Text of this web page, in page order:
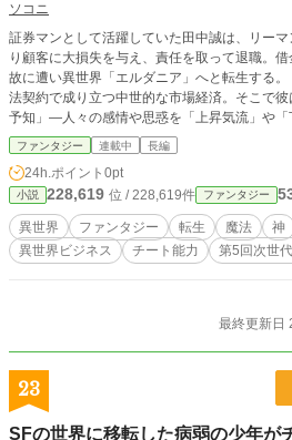
ソコニ
証券マンとして活躍していた田中誠は、リー
り顧客に大損失を与え、責任を取って退職。
故に遭い異世界「エルダニア」へと転生する。 目覚めた誠が発見したのは、魔
法契約で成り立つ中世的な市場経済。そこで
予知」—人々の感情や思惑を「上昇気流」や
—に気づく。 市場で窃盗の濡れ衣を着せられていた数字の天才・半獣人の少女
ミラを救い出した誠は、彼女と共に投資事務所
ト」を設立。前世の金融知識と市場予知能力を
研究する少年エリオットの「魔導株」に投資する。 しかし、王国随一
誇る大貴族ヴァンダーウッド家は、市場での新
工作を乗り越え、誠は「魔法産業革命」「経済
盟の構築」など、次々と大きな経済変革を成し
ファンタジー 連載中 長編
24h.ポイント 0pt
小説 228,619 位 / 228,619件 ファンタジー
異世界 ファンタジー 転生 魔法 神
異世界ビジネス
チート能力 第5回次世
最終更新日
23
SFの世界に移転した病弱の少年が